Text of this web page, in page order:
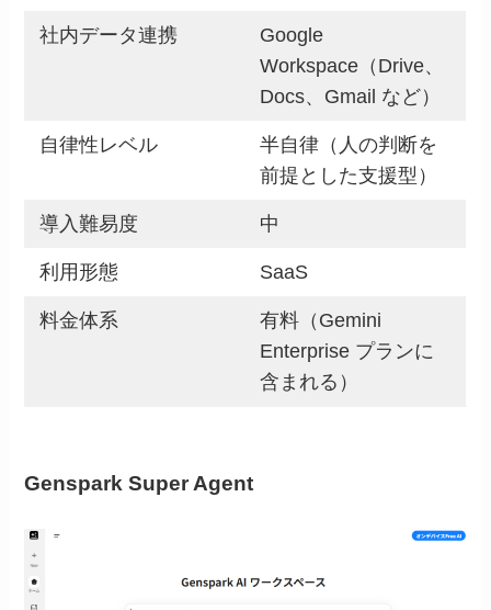
社内データ連携
Google
Workspace（Drive、
Docs、Gmail など）
自律性レベル
半自律（人の判断を
前提とした支援型）
導入難易度 中
利用形態 SaaS
料金体系
有料（Gemini
Enterprise プランに
含まれる）
Genspark Super Agent